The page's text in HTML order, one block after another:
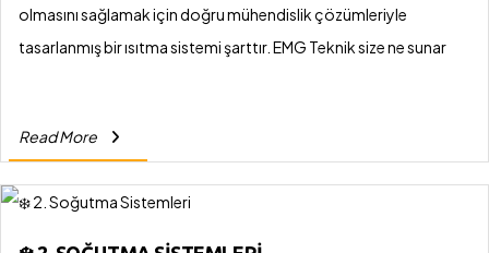
olmasını sağlamak için doğru mühendislik çözümleriyle
tasarlanmış bir ısıtma sistemi şarttır. EMG Teknik size ne sunar
Read More